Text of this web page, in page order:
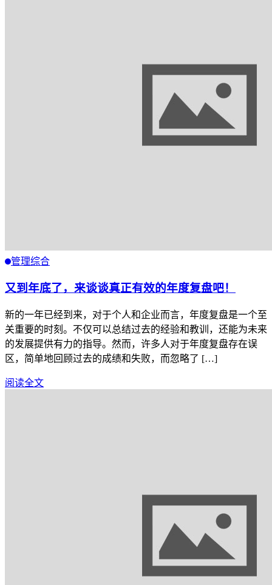
管理综合
又到年底了，来谈谈真正有效的年度复盘吧！
新的一年已经到来，对于个人和企业而言，年度复盘是一个至
关重要的时刻。不仅可以总结过去的经验和教训，还能为未来
的发展提供有力的指导。然而，许多人对于年度复盘存在误
区，简单地回顾过去的成绩和失败，而忽略了 […]
阅读全文